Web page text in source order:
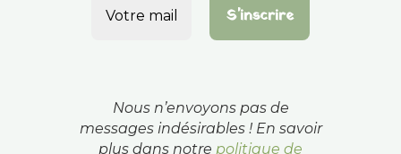
Nous n’envoyons pas de
messages indésirables ! En savoir
plus dans notre politique de